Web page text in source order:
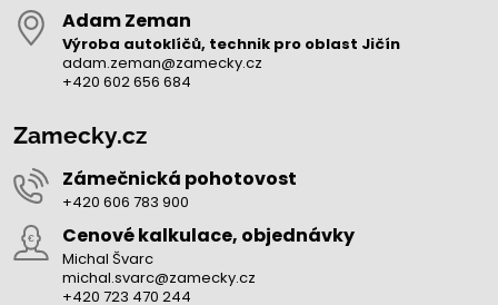
Adam Zeman
Výroba autoklíčů, technik pro oblast Jičín
adam.zeman@zamecky.cz
+420 602 656 684
Zamecky.cz
Zámečnická pohotovost
+420 606 783 900
Cenové kalkulace, objednávky
Michal Švarc
michal.svarc@zamecky.cz
+420 723 470 244